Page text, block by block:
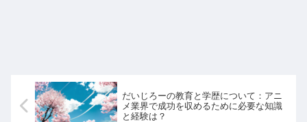
だいじろーの教育と学歴について：アニ
メ業界で成功を収めるために必要な知識
と経験は？